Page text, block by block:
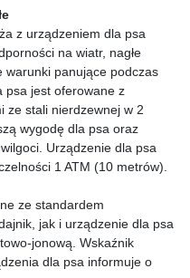
z urządzeniem dla psa
na wiatr, nagłe
warunki panujące podczas
psa jest oferowane z
ze stali nierdzewnej w 2
wygodę dla psa oraz
Urządzenie dla psa
1 ATM (10 metrów).
ze standardem
jak i urządzenie dla psa
jonową. Wskaźnik
dla psa informuje o